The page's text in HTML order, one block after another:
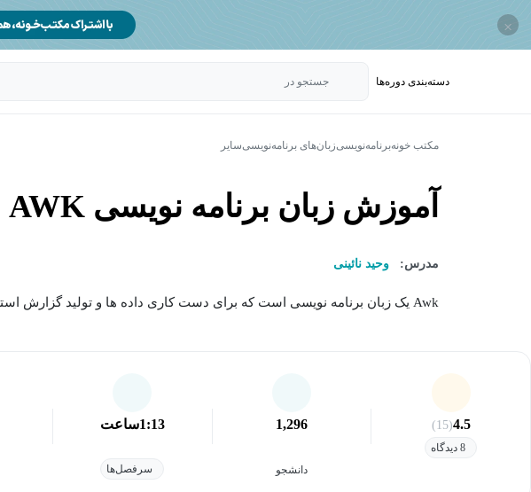
×
دسته‌بندی‌ دوره‌ها جستجو در
مکتب خونهبرنامه‌نویسیزبان‌های برنامه‌نویسیسایر
آموزش زبان برنامه نویسی AWK
مدرس: وحید نائینی
Awk یک زبان برنامه نویسی است که برای دست کاری داده ها و تولید گزارش استفاده می شود....
4.5
(15)
8 دیدگاه
1,296
دانشجو
1:13ساعت
سرفصل‌ها